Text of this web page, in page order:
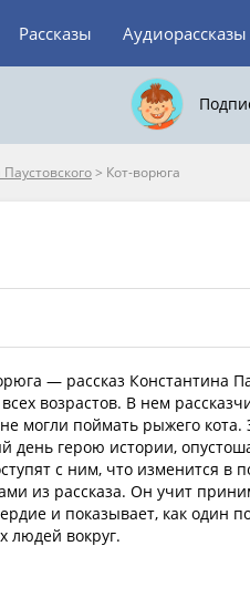
Рассказы Аудиорассказы
> Кот-ворюга
— рассказ Константина
возрастов. В нем
могли поймать рыжего
день герою истории,
с ним, что изменится в
из рассказа. Он учит
и показывает, как один
людей вокруг.